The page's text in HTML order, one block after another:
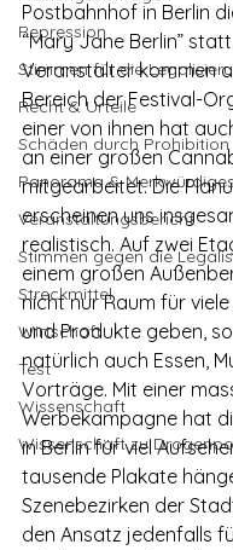
Repression
Stimmen für die
Recht & Urteile
Schäden durch Prohibition
Panorama &
Veranstaltungsbericht
Stimmen gegen die
Streckmittel
Wirtschaft
Test
Wissenschaft
Wissenschaft zu
Postbahnhof in Berlin
“Mary Jane Berlin”
Veranstalter kommen
Bereich der Festival-
einer von ihnen hat
an einer großen
mitgearbeitet. Die
erscheinen uns
realistisch. Auf zwei
einem großen
nicht nur Raum für
und Produkte geben,
natürlich auch Essen,
Vorträge. Mit einer
Werbekampagne hat
in Berlin für viel
tausende Plakate
Szenebezirken der
den Ansatz jedenfalls